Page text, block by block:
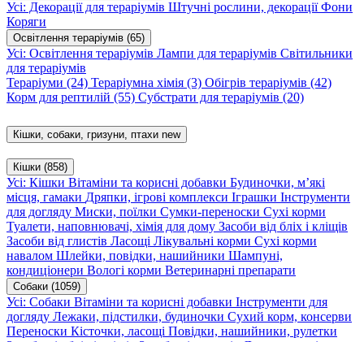
Усі: Декорації для тераріумів Штучні рослини, декораціїФони
Коряги
Освітлення тераріумів (65)
Усі: Освітлення тераріумів Лампи для тераріумів Світильники
для тераріумів
Тераріуми (24) Тераріумна хімія (3) Обігрів тераріумів (42)
Корм для рептилій (55) Субстрати для тераріумів (20)
Кішки, собаки, гризуни, птахи new
Кішки (858)
Усі: Кішки Вітаміни та корисні добавки Будиночки, м’які
місця, гамаки Дряпки, ігрові комплекси Іграшки Інструменти
для догляду Миски, поїлки Сумки-переноски Сухі корми
Туалети, наповнювачі, хімія для дому Засоби від бліх і кліщів
Засоби від глистів Ласощі Лікувальні корми Сухі корми
навалом Шлейки, повідки, нашийники Шампуні,
кондиціонери Вологі корми Ветеринарні препарати
Собаки (1059)
Усі: Собаки Вітаміни та корисні добавки Інструменти для
догляду Лежаки, підстилки, будиночки Сухий корм, консерви
Переноски Кісточки, ласощі Повідки, нашийники, рулетки